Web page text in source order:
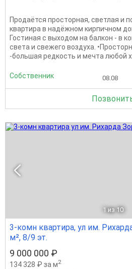
Продаётся просторная, светлая и
квартира в надёжном кирпичном
Гостиная с выходом на балкон - в
света и свежего воздуха.
-большая редкость и мечта любой
Собственник 08.08
1 из 10
3-комн квартира, ул им.
м², 8/9 эт.
9 000 000 ₽
134 328 ₽ за м2